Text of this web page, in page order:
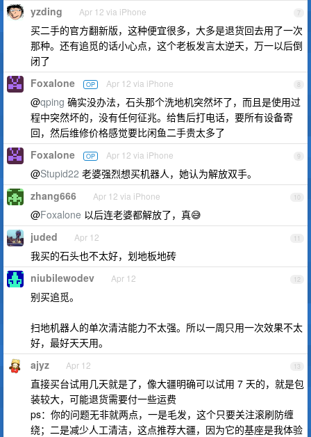
7
yzding Apr 12 via iPhone
买二手的官方翻新版，这种便宜很多，大多是退货回去用了一次
那种。还有追觅的话小心点，这个老板发言太逆天，万一以后倒
闭了
8
Foxalone OP Apr 12 via iPhone
@qping 确实没办法，石头那个洗地机突然坏了，而且是使用过
程中突然坏的，没有任何征兆。给售后打电话，要所有设备寄
回，然后维修价格感觉要比闲鱼二手贵太多了
9
Foxalone OP Apr 12 via iPhone
@Stupid22 老婆强烈想买机器人，她认为解放双手。
10
zhang666 Apr 12 via iPhone
@Foxalone 以后连老婆都解放了，真😅
11
juded Apr 12
我买的石头也不太好，划地板地砖
12
niubilewodev Apr 12
别买追觅。
扫地机器人的单次清洁能力不太强。所以一周只用一次效果不太
好，最好天天用。
13
ajyz Apr 12
直接买台试用几天就是了，像大疆明确可以试用 7 天的，就是包
装较大，可能退货需要付一些运费
ps：你的问题无非就两点，一是毛发，这个只要关注滚刷防缠
绕；二是减少人工清洁，这点推荐大疆，因为它的基座是我体验